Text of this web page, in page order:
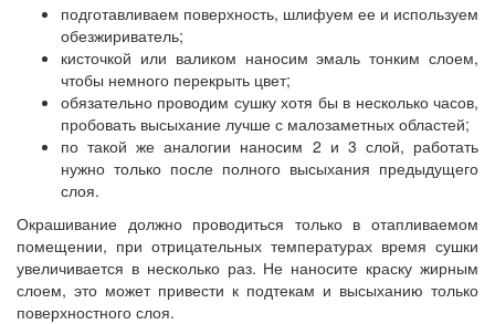
подготавливаем поверхность, шлифуем ее и используем
обезжириватель;
кисточкой или валиком наносим эмаль тонким слоем,
чтобы немного перекрыть цвет;
обязательно проводим сушку хотя бы в несколько часов,
пробовать высыхание лучше с малозаметных областей;
по такой же аналогии наносим 2 и 3 слой, работать
нужно только после полного высыхания предыдущего
слоя.
Окрашивание должно проводиться только в отапливаемом
помещении, при отрицательных температурах время сушки
увеличивается в несколько раз. Не наносите краску жирным
слоем, это может привести к подтекам и высыханию только
поверхностного слоя.